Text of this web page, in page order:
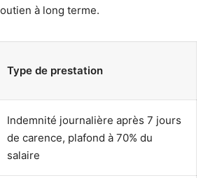
à long terme.
Type de prestation
Indemnité journalière après 7 jours
de carence, plafond à 70% du
salaire